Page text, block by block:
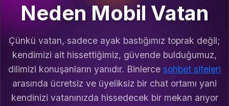
Neden Mobil Vatan
Çünkü vatan, sadece ayak bastığımız toprak değil;
kendimizi ait hissettiğimiz, güvende bulduğumuz,
dilimizi konuşanların yanıdır. Binlerce sohbet siteleri
arasında ücretsiz ve üyeliksiz bir chat ortamı yani
kendinizi vatanınızda hissedecek bir mekan arıyor